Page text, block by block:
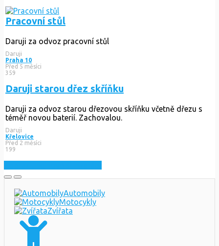
Pracovní stůl
Daruji za odvoz pracovní stůl
Daruji
Praha 10
Před 5 měsíci
359
Daruji starou dřez skříňku
Daruji za odvoz starou dřezovou skříňku včetně dřezu s
téměř novou baterií. Zachovalou.
Daruji
Křelovice
Před 2 měsíci
199
Automobily
Motocykly
Zvířata